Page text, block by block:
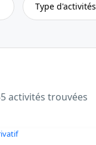
Type d'activités
activités trouvées